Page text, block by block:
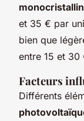
et 35 € par
bien que
entre 15 et 30
Facteurs
Différents